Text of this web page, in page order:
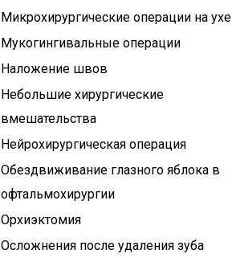
Микрохирургические операции на ухе
Мукогингивальные операции
Наложение швов
Небольшие хирургические
вмешательства
Нейрохирургическая операция
Обездвиживание глазного яблока в
офтальмохирургии
Орхиэктомия
Осложнения после удаления зуба